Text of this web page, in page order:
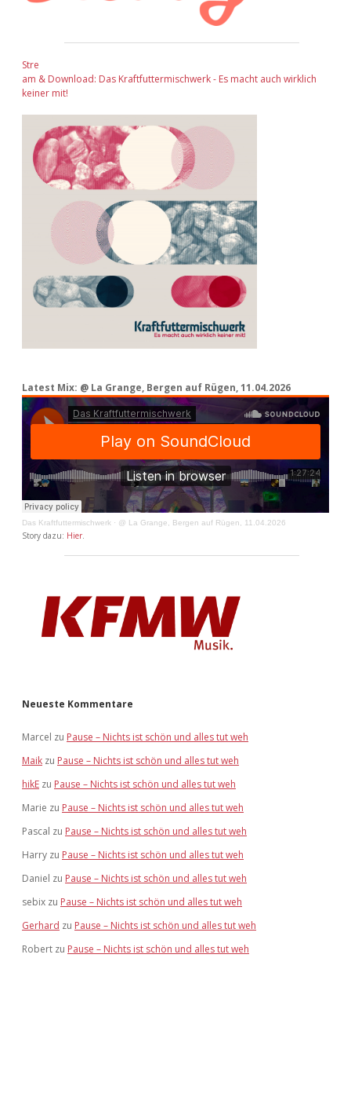
Stre
am & Download: Das Kraftfuttermischwerk - Es macht auch wirklich
keiner mit!
Latest Mix: @ La Grange, Bergen auf Rügen, 11.04.2026
Das Kraftfuttermischwerk · @ La Grange, Bergen auf Rügen, 11.04.2026
Story dazu: Hier
Neueste Kommentare
Marcel zu Pause – Nichts ist schön und alles tut weh
Maik zu Pause – Nichts ist schön und alles tut weh
hikE zu Pause – Nichts ist schön und alles tut weh
Marie zu Pause – Nichts ist schön und alles tut weh
Pascal zu Pause – Nichts ist schön und alles tut weh
Harry zu Pause – Nichts ist schön und alles tut weh
Daniel zu Pause – Nichts ist schön und alles tut weh
sebix zu Pause – Nichts ist schön und alles tut weh
Gerhard zu Pause – Nichts ist schön und alles tut weh
Robert zu Pause – Nichts ist schön und alles tut weh